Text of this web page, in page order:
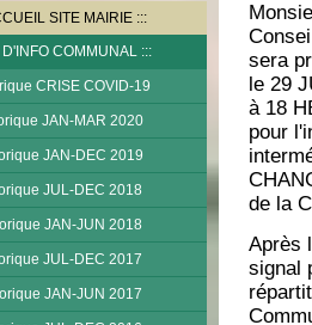
SITE MAIRIE
D'INFO COMMUNAL
CRISE COVID-19
JAN-MAR 2020
JAN-DEC 2019
JUL-DEC 2018
JAN-JUN 2018
JUL-DEC 2017
JAN-JUN 2017
sera
le 29
à 18
pour
de la
Après
signal